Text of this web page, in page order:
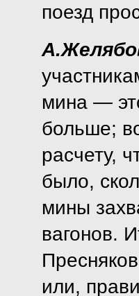
поезд
мина —
больше;
расчету,
было,
мины
вагонов.
или,